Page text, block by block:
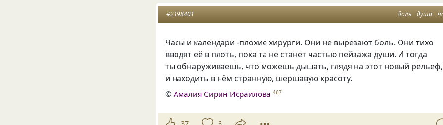
боль душа
#2198401
Часы и календари -плохие хирурги. Они не вырезают боль. Они тихо
вводят её в плоть, пока та не станет частью пейзажа души. И тогда
ты обнаруживаешь, что можешь дышать, глядя на этот новый рельеф,
и находить в нём странную, шершавую красоту.
©Амалия Сирин Исраилова 467